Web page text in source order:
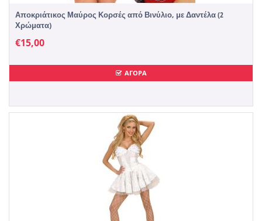
Αποκριάτικος Μαύρος Κορσές από Βινύλιο, με Δαντέλα (2
Χρώματα)
€15,00
ΑΓΟΡΑ